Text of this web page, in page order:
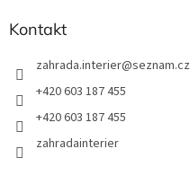
Kontakt
zahrada.interier@seznam.cz
+420 603 187 455
+420 603 187 455
zahradainterier